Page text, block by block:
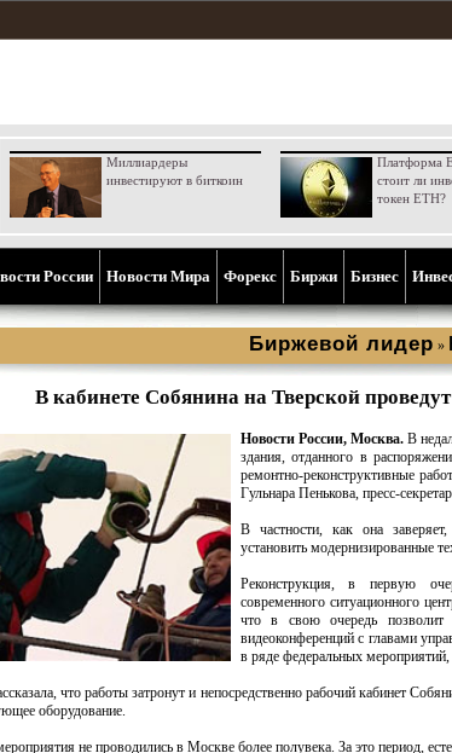
Миллиардеры
инвестируют в биткоин
Платформа
стоит ли
токен ETH?
России Новости Мира Форекс Биржи Бизнес
Биржевой лидер »
В кабинете Собянина на Тверской
Новости России, Москва.В
здания, отданного в
ремонтно-реконструктивные
Гульнара Пенькова, пресс-
В частности, как она
установить модернизированные
Реконструкция, в первую
современного ситуационного
что в свою очередь позволит
видеоконференций с главами
в ряде федеральных мероприятий,
что работы затронут и непосредственно рабочий кабинет
оборудование.
не проводились в Москве более полувека. За это период,